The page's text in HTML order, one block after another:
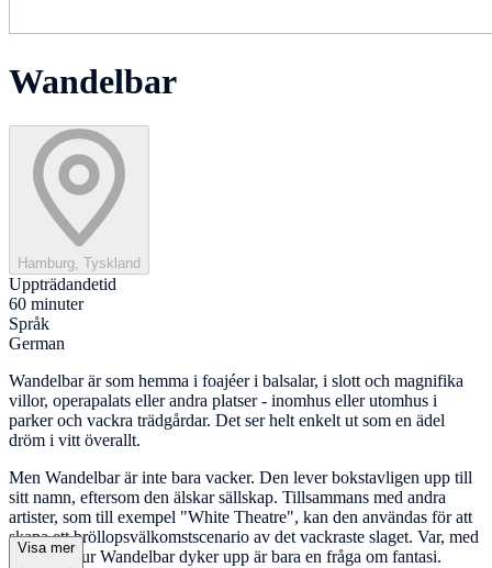
Wandelbar
Hamburg, Tyskland
Uppträdandetid
60 minuter
Språk
German
Wandelbar är som hemma i foajéer i balsalar, i slott och magnifika
villor, operapalats eller andra platser - inomhus eller utomhus i
parker och vackra trädgårdar. Det ser helt enkelt ut som en ädel
dröm i vitt överallt.
Men Wandelbar är inte bara vacker. Den lever bokstavligen upp till
sitt namn, eftersom den älskar sällskap. Tillsammans med andra
artister, som till exempel "White Theatre", kan den användas för att
skapa ett bröllopsvälkomstscenario av det vackraste slaget. Var, med
vem och hur Wandelbar dyker upp är bara en fråga om fantasi.
Visa mer